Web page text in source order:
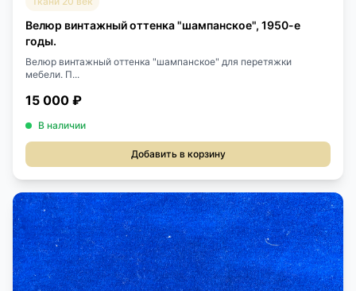
Велюр винтажный оттенка "шампанское", 1950-е
годы.
Велюр винтажный оттенка "шампанское" для перетяжки
мебели. П...
15 000 ₽
В наличии
Добавить в корзину